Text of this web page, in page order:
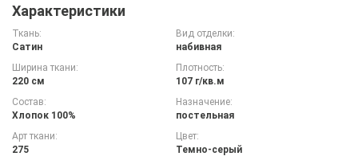
Характеристики
Ткань:
Сатин
Вид отделки:
набивная
Ширина ткани:
220 см
Плотность:
107 г/кв.м
Состав:
Хлопок 100%
Назначение:
постельная
Арт ткани:
275
Цвет:
Темно-серый